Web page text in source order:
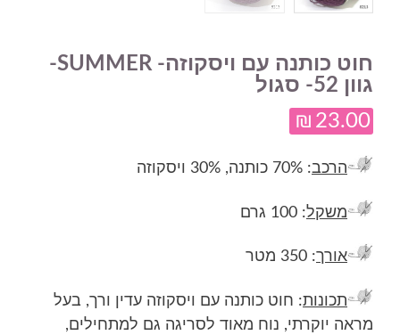
חוט כותנה עם ויסקוזה- SUMMER-
גוון 52- סגול
₪ 23.00
הרכב: 70% כותנה, 30% ויסקוזה
משקל: 100 גרם
אורך: 350 מטר
תכונות: חוט כותנה עם ויסקוזה עדין ורך, בעל
מראה יוקרתי, נוח מאוד לסריגה גם למתחילים,